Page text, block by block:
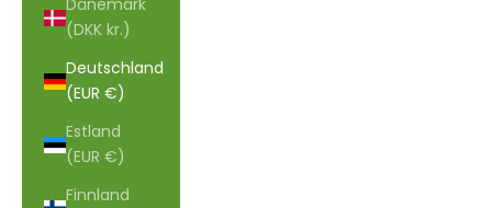
Dänemark
(DKK kr.)
Deutschland
(EUR €)
Estland
(EUR €)
Finnland